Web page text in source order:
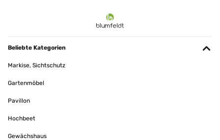
Beliebte Kategorien
Markise, Sichtschutz
Gartenmöbel
Pavillon
Hochbeet
Gewächshaus